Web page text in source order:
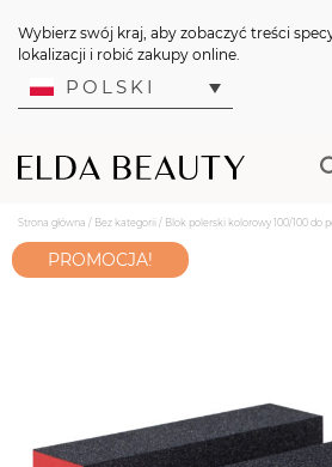
Wybierz swój kraj, aby zobaczyć treści
lokalizacji i robić zakupy online.
POLSKI
Strona główna / Bez kategorii / Blok polerski kolorowy 100/100 do
PROMOCJA!